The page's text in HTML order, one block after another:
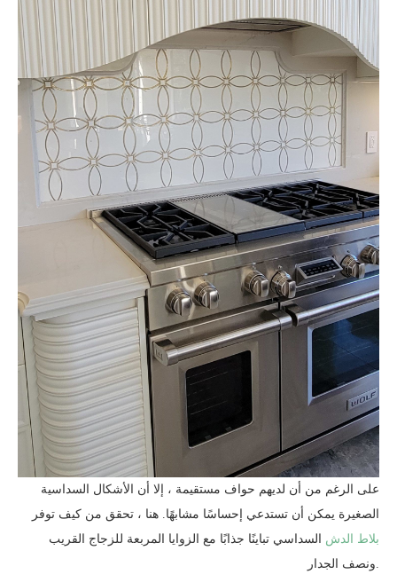
على الرغم من أن لديهم حواف مستقيمة ، إلا أن الأشكال السداسية
الصغيرة يمكن أن تستدعي إحساسًا مشابهًا. هنا ، تحقق من كيف توفر
بلاط الدش السداسي تباينًا جذابًا مع الزوايا المربعة للزجاج القريب
ونصف الجدار.